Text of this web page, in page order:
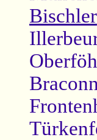
Bischler